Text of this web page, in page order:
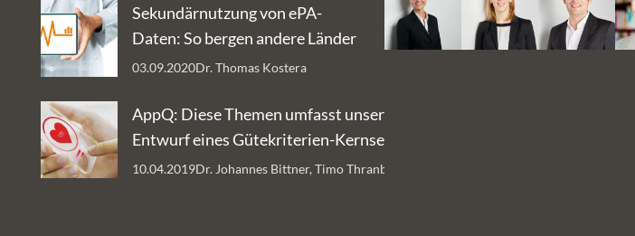
Sekundärnutzung von ePA-
Daten: So bergen andere Länder
DatenschätzeDr. Thomas Kostera
03.09.2020
AppQ: Diese Themen umfasst unser
Entwurf eines Gütekriterien-Kernsets für
Gesundheits-AppsDr. Johannes Bittner, Timo Thranberend
10.04.2019